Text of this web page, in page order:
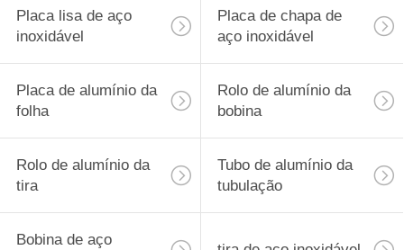
Placa lisa de aço
inoxidável
Placa de chapa de
aço inoxidável
Placa de alumínio da
folha
Rolo de alumínio da
bobina
Rolo de alumínio da
tira
Tubo de alumínio da
tubulação
Bobina de aço